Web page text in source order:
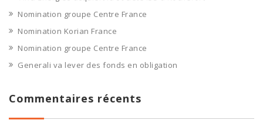
Nomination groupe Centre France
Nomination Korian France
Nomination groupe Centre France
Generali va lever des fonds en obligation
Commentaires récents